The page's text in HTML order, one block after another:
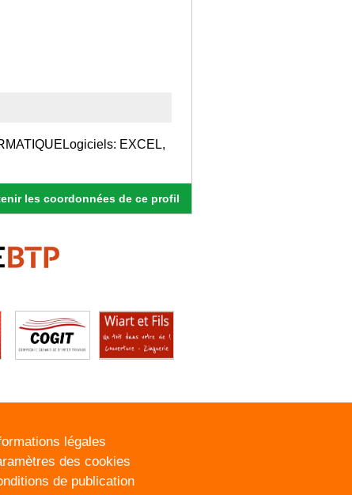
EXCEL,
les coordonnées de ce profil
légales
des cookies
de publication